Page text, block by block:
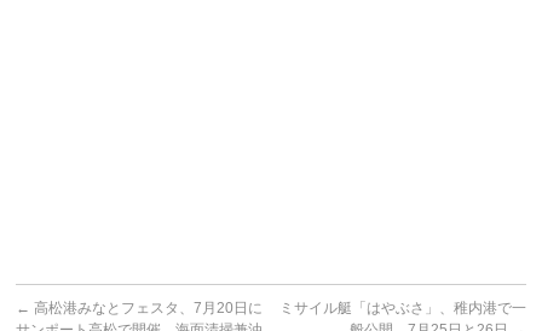
← 高松港みなとフェスタ、7月20日に
ミサイル艇「はやぶさ」、稚内港で一